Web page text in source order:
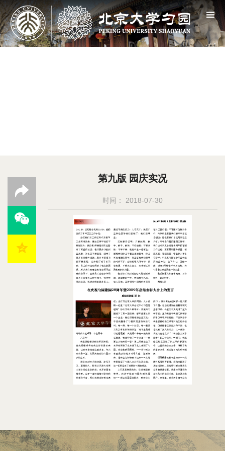
第九版 园庆实况
时间： 2018-07-30